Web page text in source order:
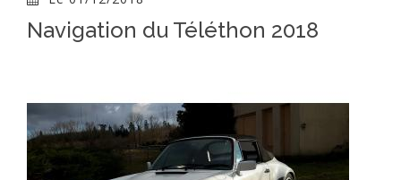
Navigation du Téléthon 2018